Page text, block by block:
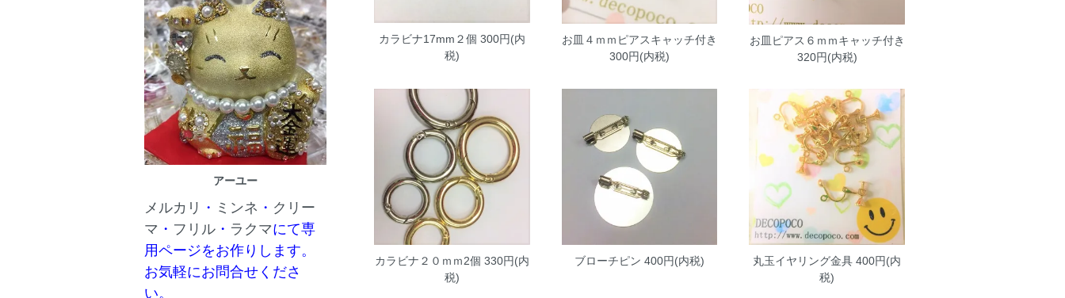
カラビナ17mm２個 300円(内
税)
お皿４ｍｍピアスキャッチ付き
300円(内税)
お皿ピアス６ｍｍキャッチ付き
320円(内税)
カラビナ２０ｍｍ2個 330円(内
税)
ブローチピン 400円(内税) 丸玉イヤリング金具 400円(内
税)
アーユー
メルカリ ・ ミンネ ・ クリー
マ ・ フリル ・ ラクマにて専
用ページをお作りします。
お気軽にお問合せくださ
い。